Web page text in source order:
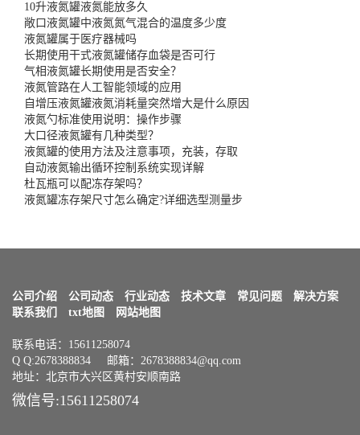
10升液氮罐液氮能放多久
敞口液氮罐中液氮氮气混合的温度多少度
液氮罐属于医疗器械吗
长期使用干式液氮罐储存血袋是否可行
气相液氮罐长期使用是否安全？
液氮管路在人工智能领域的应用
自增压液氮罐液氮消耗量突然增大是什么原因
液氮勺标准使用说明：操作步骤
大口径液氮罐有几种类型？
液氮罐的使用方法及注意事项，充装，存取
自动液氮输出循环控制系统实现详解
杜瓦瓶可以配冻存架吗？
液氮罐冻存架尺寸怎么确定?详细选型测量步
公司介绍 公司动态 行业动态 技术文章 常见问题
解决方案
联系我们
txt地图 网站地图
联系电话：15611258074
Q Q:2678388834 邮箱：2678388834@qq.com
地址：北京市大兴区黄村安顺南路
微信号:15611258074